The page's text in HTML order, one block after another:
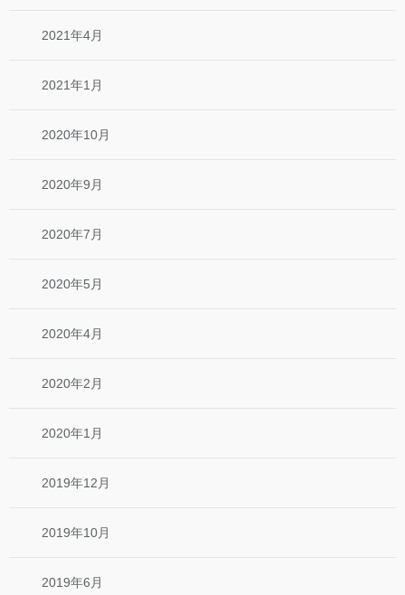
2021年4月
2021年1月
2020年10月
2020年9月
2020年7月
2020年5月
2020年4月
2020年2月
2020年1月
2019年12月
2019年10月
2019年6月